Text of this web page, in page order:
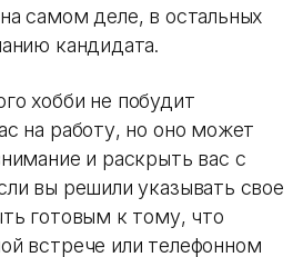
самом деле, в остальных
кандидата.
хобби не побудит
на работу, но оно может
и раскрыть вас с
вы решили указывать свое
готовым к тому, что
встрече или телефонном